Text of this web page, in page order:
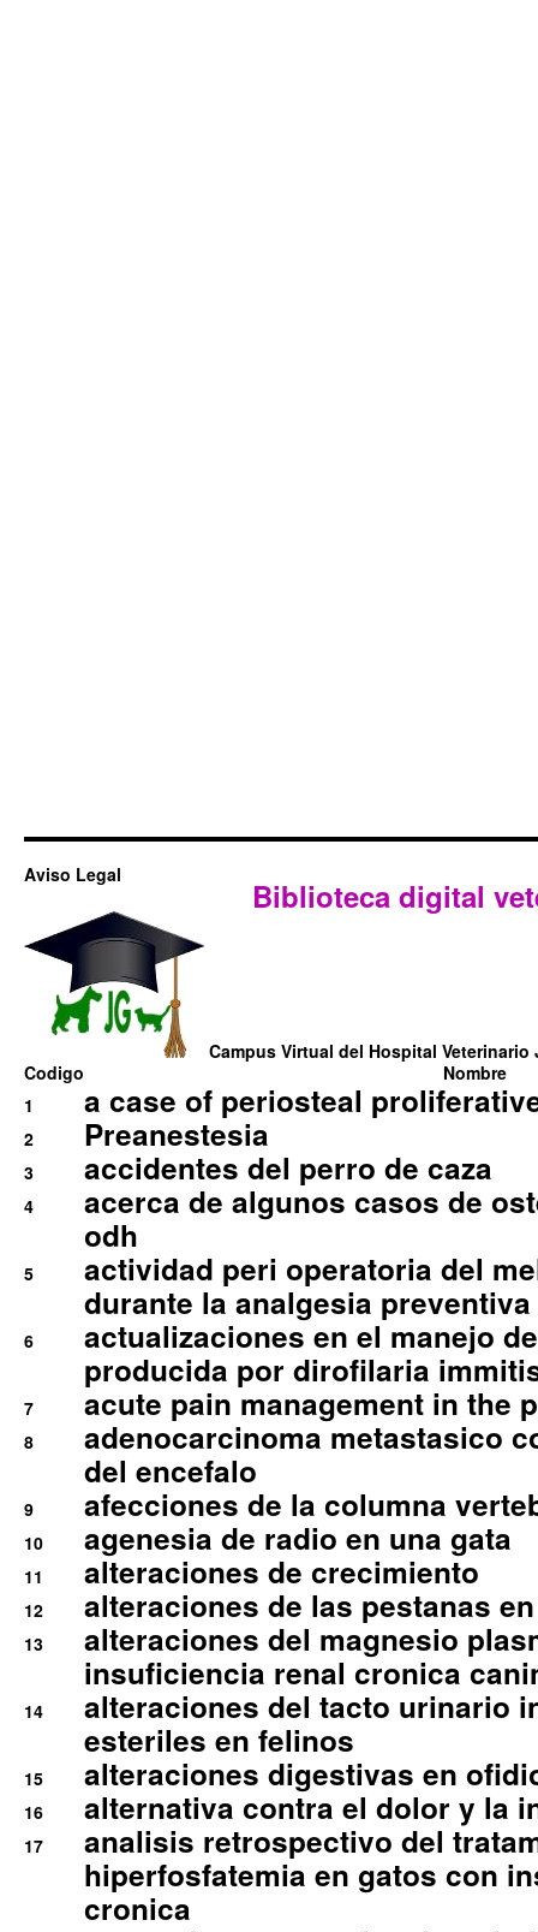
Aviso Legal
Biblioteca digital
Campus Virtual del Hospital Veterinario
Codigo
Nombre
1
a case of periosteal
2 Preanestesia
3 accidentes del perro de caza
4
acerca de algunos casos de
odh
5
actividad peri operatoria del
durante la analgesia
6
actualizaciones en el manejo
producida por dirofilaria
7 acute pain management in the
8
adenocarcinoma metastasico
del encefalo
9 afecciones de la columna
10 agenesia de radio en una gata
11 alteraciones de crecimiento
12 alteraciones de las pestanas
13
alteraciones del magnesio
insuficiencia renal cronica
14
alteraciones del tacto urinario
esteriles en felinos
15 alteraciones digestivas en
16 alternativa contra el dolor y la
17
analisis retrospectivo del
hiperfosfatemia en gatos con
cronica